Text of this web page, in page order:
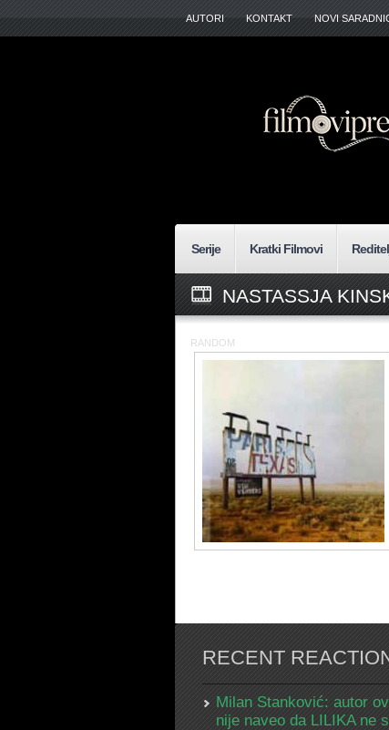
AUTORI KONTAKT NOVI
Serije Kratki Filmovi
NASTASSJA
RANDOM
RECENT
Milan Stanković: autor
nije naveo da LILIKA ne